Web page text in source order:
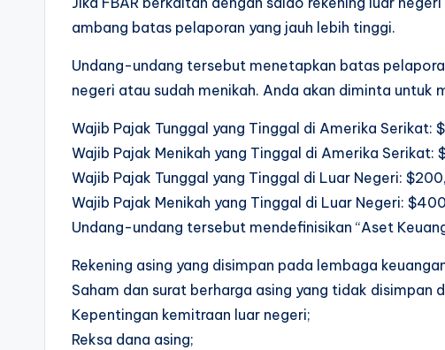
ambang batas pelaporan yang jauh lebih tinggi.
Undang-undang tersebut menetapkan batas
negeri atau sudah menikah. Anda akan diminta untuk
Wajib Pajak Tunggal yang Tinggal di Amerika
Wajib Pajak Menikah yang Tinggal di Amerika
Wajib Pajak Tunggal yang Tinggal di Luar Negeri:
Wajib Pajak Menikah yang Tinggal di Luar Negeri:
Undang-undang tersebut mendefinisikan “Aset
Rekening asing yang disimpan pada lembaga
Saham dan surat berharga asing yang tidak disimpan
Kepentingan kemitraan luar negeri;
Reksa dana asing;